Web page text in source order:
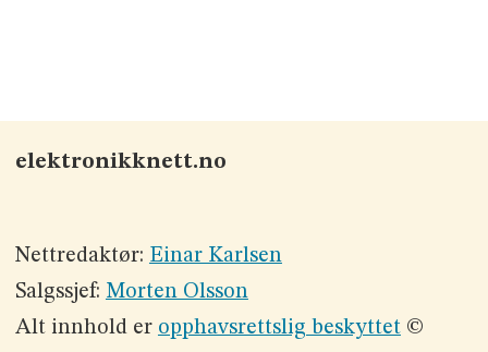
elektronikknett.no
Nettredaktør: Einar Karlsen
Salgssjef: Morten Olsson
Alt innhold er opphavsrettslig beskyttet©